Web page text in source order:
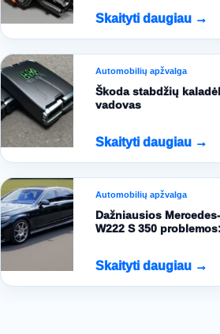
Skaityti daugiau →
Automobilių apžvalga
Škoda stabdžių
vadovas
Skaityti daugiau →
Automobilių apžvalga
Dažniausios
W222 S 350
Skaityti daugiau →